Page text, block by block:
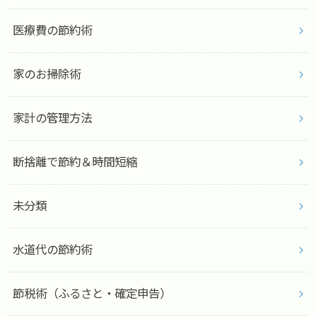
医療費の節約術
家のお掃除術
家計の管理方法
断捨離で節約＆時間短縮
未分類
水道代の節約術
節税術（ふるさと・確定申告）